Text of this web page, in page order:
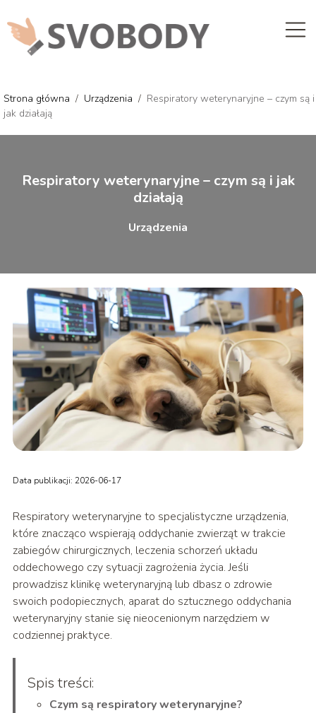
Strona główna / Urządzenia / Respiratory weterynaryjne – czym są i
jak działają
Respiratory weterynaryjne – czym są i jak
działają
Urządzenia
Data publikacji: 2026-06-17
Respiratory weterynaryjne to specjalistyczne urządzenia,
które znacząco wspierają oddychanie zwierząt w trakcie
zabiegów chirurgicznych, leczenia schorzeń układu
oddechowego czy sytuacji zagrożenia życia. Jeśli
prowadzisz klinikę weterynaryjną lub dbasz o zdrowie
swoich podopiecznych, aparat do sztucznego oddychania
weterynaryjny stanie się nieocenionym narzędziem w
codziennej praktyce.
Spis treści:
Czym są respiratory weterynaryjne?